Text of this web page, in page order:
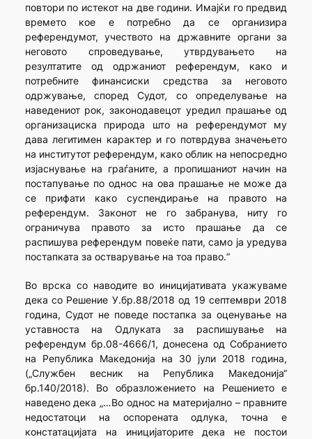
повтори по истекот на две години. Имајќи го предвид
времето кое е потребно да се организира
референдумот, учеството на државните органи за
неговото спроведување, утврдувањето на
резултатите од одржаниот референдум, како и
потребните финансиски средства за неговото
одржување, според Судот, со определување на
наведениот рок, законодавецот уредил прашање од
организациска природа што на референдумот му
дава легитимен карактер и го потврдува значењето
на институтот референдум, како облик на непосредно
изјаснување на граѓаните, а пропишаниот начин на
постапување по однос на ова прашање не може да
се прифати како суспендирање на правото на
референдум. Законот не го забранува, ниту го
ограничува правото за исто прашање да се
распишува референдум повеќе пати, само ја уредува
постапката за остварување на тоа право.“
Во врска со наводите во иницијативата укажуваме
дека со Решение У.бр.88/2018 од 19 септември 2018
година, Судот не поведе постапка за оценување на
уставноста на Одлуката за распишување на
референдум бр.08-4666/1, донесена од Собранието
на Република Македонија на 30 јули 2018 година,
(„Службен весник на Република Македонија“
бр.140/2018). Во образложението на Решението е
наведено дека „…Во однос на материјално – правните
недостатоци на оспорената одлука, точна е
констатацијата на иницијаторите дека не постои